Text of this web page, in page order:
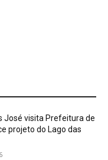
José visita Prefeitura de
projeto do Lago das